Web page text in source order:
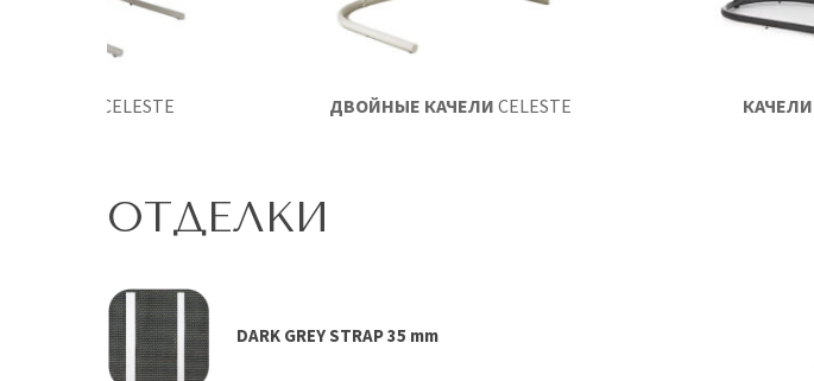
КАЧЕЛИ
CELESTE ДВОЙНЫЕ КАЧЕЛИ CELESTE
ОТДЕЛКИ
DARK GREY STRAP 35 mm